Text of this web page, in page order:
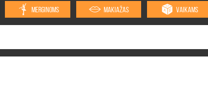
MERGINOMS MAKIAŽAS VAIKAMS